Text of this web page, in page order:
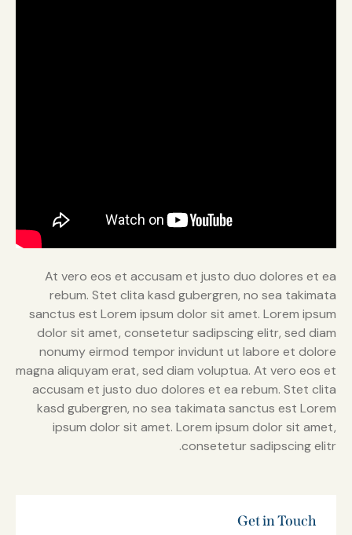
At vero eos et accusam et justo duo dolores et ea
rebum. Stet clita kasd gubergren, no sea takimata
sanctus est Lorem ipsum dolor sit amet. Lorem ipsum
dolor sit amet, consetetur sadipscing elitr, sed diam
nonumy eirmod tempor invidunt ut labore et dolore
magna aliquyam erat, sed diam voluptua. At vero eos et
accusam et justo duo dolores et ea rebum. Stet clita
kasd gubergren, no sea takimata sanctus est Lorem
ipsum dolor sit amet. Lorem ipsum dolor sit amet,
consetetur sadipscing elitr.
Get in Touch